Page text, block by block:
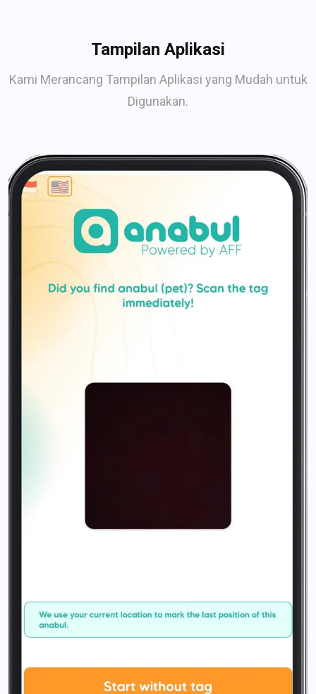
Tampilan Aplikasi
Kami Merancang Tampilan Aplikasi yang Mudah untuk
Digunakan.